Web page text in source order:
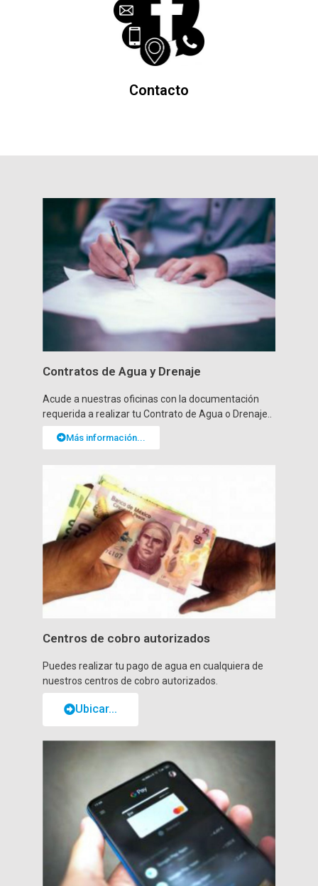
Contacto
Contratos de Agua y Drenaje
Acude a nuestras oficinas con la documentación
requerida a realizar tu Contrato de Agua o Drenaje..
Más información...
Centros de cobro autorizados
Puedes realizar tu pago de agua en cualquiera de
nuestros centros de cobro autorizados.
Ubicar...